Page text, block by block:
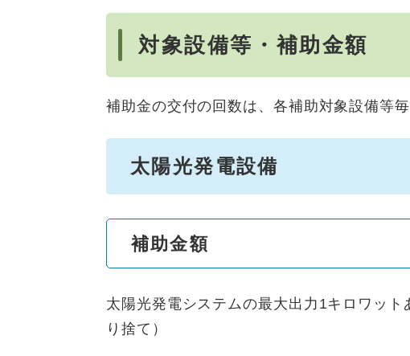
対象設備等・補助金額
補助金の交付の回数は、各補助対象設備等
太陽光発電設備
補助金額
太陽光発電システムの最大出力1キロワッ
り捨て）